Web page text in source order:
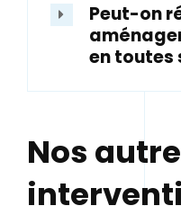
Peut-on
en toutes
Nos